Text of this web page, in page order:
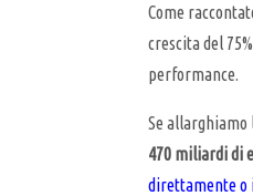
Come
crescita del
performance.
Se
470 miliardi di
direttamente o